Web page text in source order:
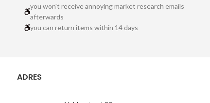
you won't receive annoying market research emails
afterwards
you can return items within 14 days
ADRES